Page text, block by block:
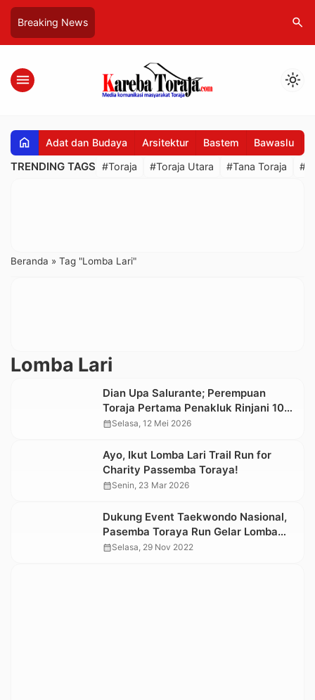
Breaking News search
menu light_mode
home Adat dan Budaya Arsitektur Bastem Bawaslu
TRENDING TAGS #Toraja #Toraja Utara #Tana Toraja
Beranda » Tag "Lomba Lari"
Lomba Lari
Dian Upa Salurante; Perempuan
Toraja Pertama Penakluk Rinjani 100,
Bupati Beri Penghargaan
calendar_monthSelasa, 12 Mei 2026
Ayo, Ikut Lomba Lari Trail Run for
Charity Passemba Toraya!
calendar_monthSenin, 23 Mar 2026
Dukung Event Taekwondo Nasional,
Pasemba Toraya Run Gelar Lomba
Lari 8K
calendar_monthSelasa, 29 Nov 2022